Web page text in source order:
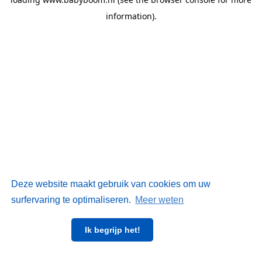
Deze website maakt gebruik van cookies om uw
surfervaring te optimaliseren. Meer weten
Ik begrijp het!
information).